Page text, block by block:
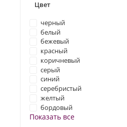
Цвет
черный
белый
бежевый
красный
коричневый
серый
синий
серебристый
желтый
бордовый
Показать все